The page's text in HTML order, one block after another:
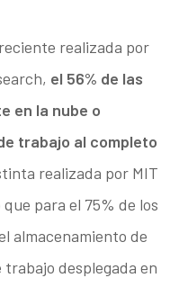
realizada por
el 56% de las
en la nube o
trabajo al completo
realizada por MIT
para el 75% de los
almacenamiento de
desplegada en